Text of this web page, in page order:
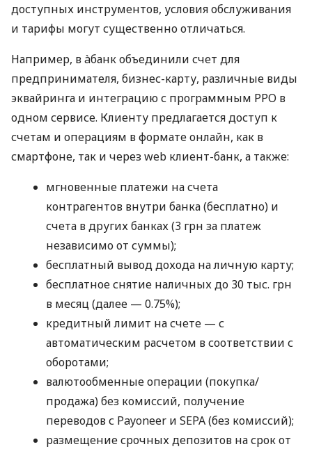
доступных инструментов, условия обслуживания
и тарифы могут существенно отличаться.
Например, в àбанк объединили счет для
предпринимателя, бизнес-карту, различные виды
эквайринга и интеграцию с программным РРО в
одном сервисе. Клиенту предлагается доступ к
счетам и операциям в формате онлайн, как в
смартфоне, так и через web клиент-банк, а также:
мгновенные платежи на счета
контрагентов внутри банка (бесплатно) и
счета в других банках (3 грн за платеж
независимо от суммы);
бесплатный вывод дохода на личную карту;
бесплатное снятие наличных до 30 тыс. грн
в месяц (далее — 0.75%);
кредитный лимит на счете — с
автоматическим расчетом в соответствии с
оборотами;
валютообменные операции (покупка/
продажа) без комиссий, получение
переводов с Payoneer и SEPA (без комиссий);
размещение срочных депозитов на срок от